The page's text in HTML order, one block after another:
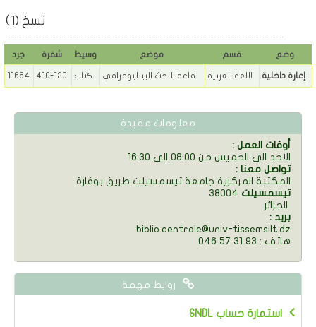
نسخ (1)
جرد شفرة وسيط موضع قسم وضع
11664 410-120 كتاب قاعة البحث البيبليوغرافي اللغة العربية إعارة داخلية
معلومات مفيدة
: أوقات العمل
الاحد الى الخميس من 08:00 الى 16:30
: تواصل معنا
المكتبة المركزية جامعة تيسمسيلت طريق بوقارة
38004 تيسمسيلت
: بريد
biblio.centrale@univ-tissemsilt.dz
046 57 31 93 : هاتف
روابط مهمة
SNDL استمارة حساب